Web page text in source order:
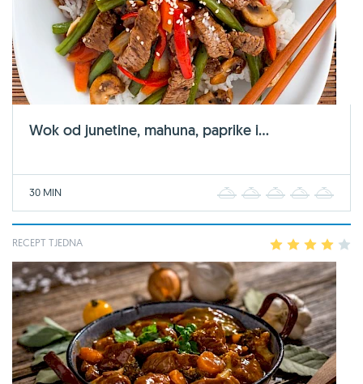
Wok od junetine, mahuna, paprike i...
30 MIN 2 3 4
RECEPT TJEDNA 2 3 4